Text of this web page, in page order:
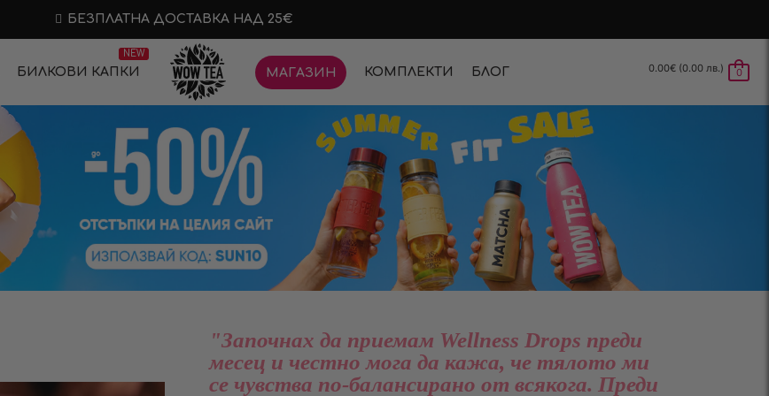
БЕЗПЛАТНА ДОСТАВКА НАД 25€
NEW
БИЛКОВИ КАПКИ МАГАЗИН КОМПЛЕКТИ БЛОГ 0.00€ (0.00 лв.) 0
"Започнах да приемам Wellness Drops преди
месец и честно мога да кажа, че тялото ми
се чувства по-балансирано от всякога. Преди